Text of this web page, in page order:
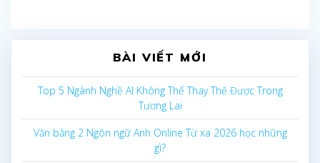
BÀI VIẾT MỚI
Top 5 Ngành Nghề AI Không Thể Thay Thế Được Trong
Tương Lai
Văn bằng 2 Ngôn ngữ Anh Online Từ xa 2026 học những
gì?